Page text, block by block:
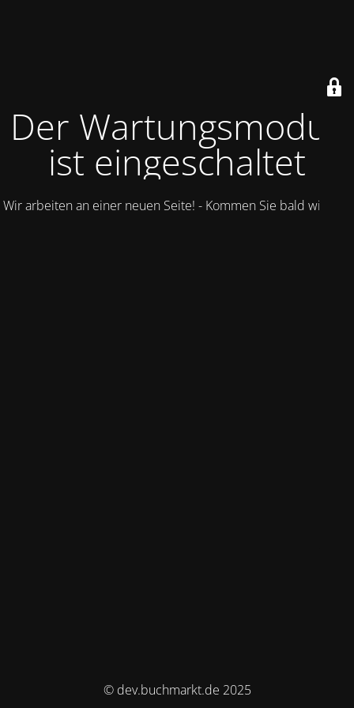
Der Wartungsmodus
ist eingeschaltet
Wir arbeiten an einer neuen Seite! - Kommen Sie bald wieder.
© dev.buchmarkt.de 2025